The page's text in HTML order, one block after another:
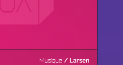
Musique Larsen